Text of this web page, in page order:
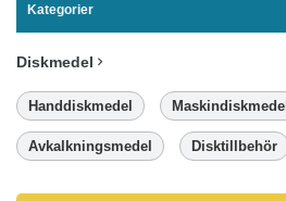
Kategorier
Diskmedel
Handdiskmedel Maskindiskmedel
Avkalkningsmedel Disktillbehör